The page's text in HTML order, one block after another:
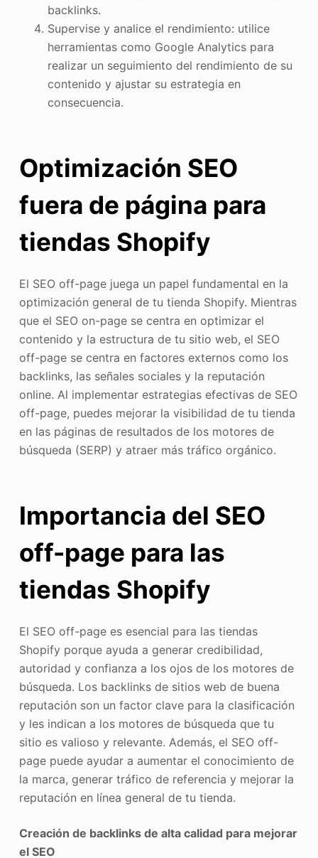
backlinks.
Supervise y analice el rendimiento: utilice
herramientas como Google Analytics para
realizar un seguimiento del rendimiento de su
contenido y ajustar su estrategia en
consecuencia.
Optimización SEO
fuera de página para
tiendas Shopify
El SEO off-page juega un papel fundamental en la
optimización general de tu tienda Shopify. Mientras
que el SEO on-page se centra en optimizar el
contenido y la estructura de tu sitio web, el SEO
off-page se centra en factores externos como los
backlinks, las señales sociales y la reputación
online. Al implementar estrategias efectivas de SEO
off-page, puedes mejorar la visibilidad de tu tienda
en las páginas de resultados de los motores de
búsqueda (SERP) y atraer más tráfico orgánico.
Importancia del SEO
off-page para las
tiendas Shopify
El SEO off-page es esencial para las tiendas
Shopify porque ayuda a generar credibilidad,
autoridad y confianza a los ojos de los motores de
búsqueda. Los backlinks de sitios web de buena
reputación son un factor clave para la clasificación
y les indican a los motores de búsqueda que tu
sitio es valioso y relevante. Además, el SEO off-
page puede ayudar a aumentar el conocimiento de
la marca, generar tráfico de referencia y mejorar la
reputación en línea general de tu tienda.
Creación de backlinks de alta calidad para mejorar
el SEO